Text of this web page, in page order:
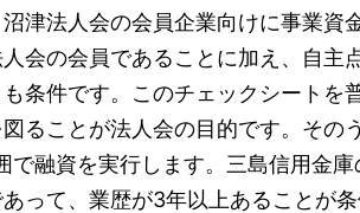
津法人会の会員企業向けに事業資
会の会員であることに加え、自主
条件です。このチェックシートを
ることが法人会の目的です。その
で融資を実行します。三島信用金
って、業歴が3年以上あることが